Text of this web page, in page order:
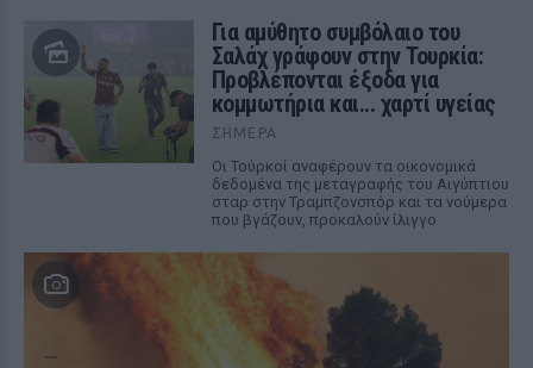
Για αμύθητο συμβόλαιο του
Σαλάχ γράφουν στην Τουρκία:
Προβλέπονται έξοδα για
κομμωτήρια και... χαρτί υγείας
ΣΉΜΕΡΑ
Οι Τούρκοί αναφέρουν τα οικονομικά
δεδομένα της μεταγραφής του Αιγύπτιου
σταρ στην Τραμπζονσπόρ και τα νούμερα
που βγάζουν, προκαλούν ίλιγγο